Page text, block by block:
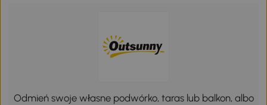
Odmień swoje własne podwórko, taras lub balkon, albo